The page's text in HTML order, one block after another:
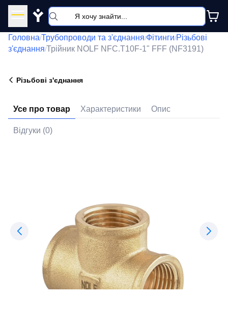
Y
Головна/Трубопроводи та з'єднання/Фітинги/Різьбові
з'єднання/Трійник NOLF NFC.T10F-1" FFF (NF3191)
Різьбові з'єднання
Усе про товар Характеристики Опис
Відгуки (0)